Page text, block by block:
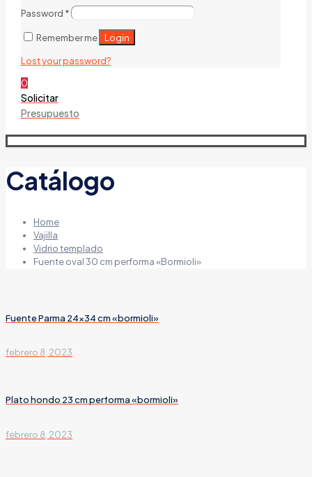
Password *
Remember me Login
Lost your password?
0
Solicitar
Presupuesto
Catálogo
Home
Vajilla
Vidrio templado
Fuente oval 30 cm performa «Bormioli»
Fuente Parma 24×34 cm «bormioli»
febrero 8, 2023
Plato hondo 23 cm performa «bormioli»
febrero 8, 2023